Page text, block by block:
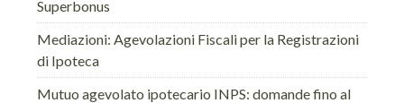
Superbonus
Mediazioni: Agevolazioni Fiscali per la Registrazioni
di Ipoteca
Mutuo agevolato ipotecario INPS: domande fino al